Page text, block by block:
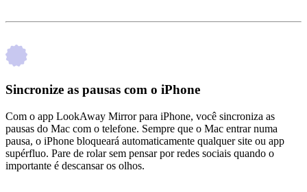
Sincronize as pausas com o iPhone
Com o app LookAway Mirror para iPhone, você sincroniza as
pausas do Mac com o telefone. Sempre que o Mac entrar numa
pausa, o iPhone bloqueará automaticamente qualquer site ou app
supérfluo. Pare de rolar sem pensar por redes sociais quando o
importante é descansar os olhos.